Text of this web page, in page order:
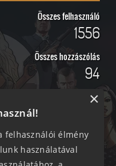
Összes felhasználó
1556
Összes hozzászólás
94
Kövess Minket!
felhasználói élmény
használatával
×